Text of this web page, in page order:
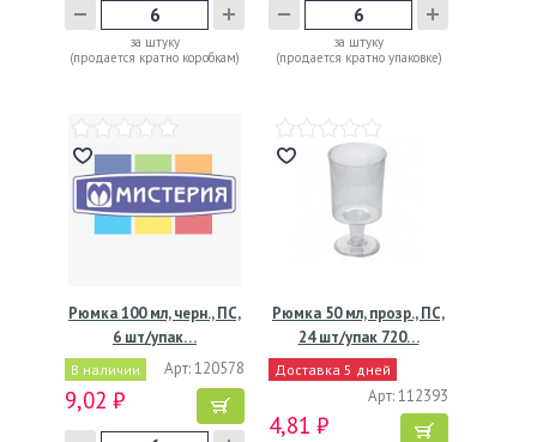
за штуку
(продается кратно коробкам)
за штуку
(продается кратно упаковке)
Рюмка 100 мл, черн., ПС,
6 шт/упак…
В наличии Арт: 120578
9,02 ₽
Рюмка 50 мл, прозр., ПС,
24 шт/упак 720…
Доставка 5 дней
Арт: 112393
4,81 ₽